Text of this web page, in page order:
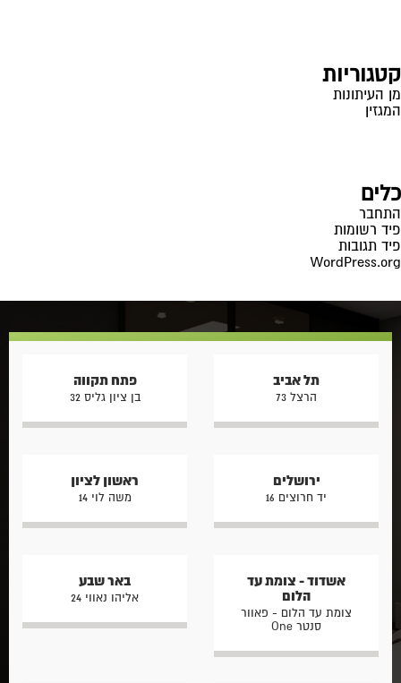
קטגוריות
מן העיתונות
המגזין
כלים
התחבר
פיד רשומות
פיד תגובות
WordPress.org
תל אביב
הרצל 73
פתח תקווה
בן ציון גליס 32
ירושלים
יד חרוצים 16
ראשון לציון
משה לוי 14
אשדוד - צומת עד
הלום
צומת עד הלום - פאוור
סנטר One
באר שבע
אליהו נאווי 24